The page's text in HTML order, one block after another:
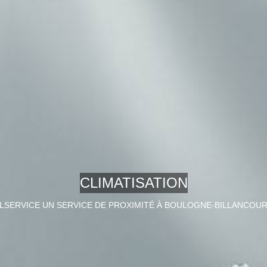
CLIMATISATION
UN SERVICE DE PROXIMITÉ À BOULOGNE-